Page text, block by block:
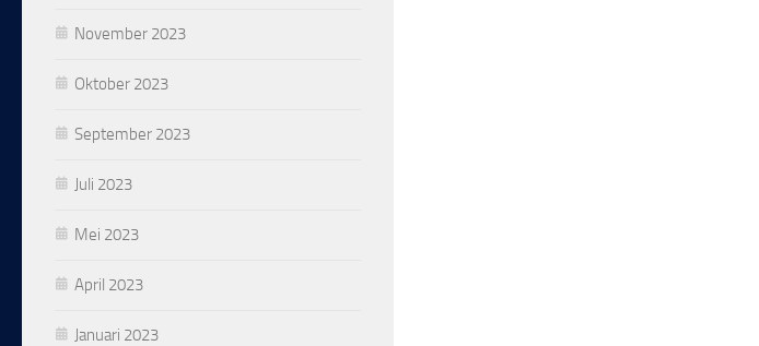
November 2023
Oktober 2023
September 2023
Juli 2023
Mei 2023
April 2023
Januari 2023